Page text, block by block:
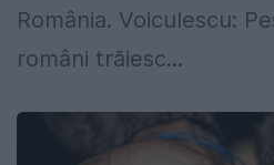
România. Voiculescu:
români trăiesc...